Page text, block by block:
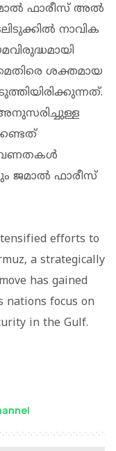
ഫാരീസ് അല്‍
നാവിക
ശക്തമായ
ജമാല്‍ ഫാരീസ്
efforts to
a strategically
has gained
nations focus on
in the Gulf.